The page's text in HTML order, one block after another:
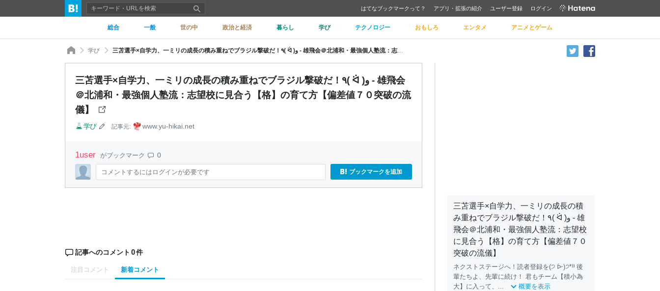
はてなブックマークって？ アプリ・拡張の紹介 ユーザー登録 ログイン
総合 一般 世の中 政治と経済 暮らし 学び テクノロジー おもしろ エンタメ アニメとゲーム
学び
三苫選手×自学力、一ミリの成長の積み重ねでブラジル撃破だ！٩( ᐛ )و - 雄飛会
＠北浦和・最強個人塾流：志望校に見合う【格】の育て方【偏差値７０突破の流
儀】
学び 記事元: www.yu-hikai.net
1user がブックマーク 0
コメントするにはログインが必要です ブックマークを追加
記事へのコメント 0件
注目コメント 新着コメント
三苫選手×自学力、一ミリの成長の積
み重ねでブラジル撃破だ！٩( ᐛ )و - 雄
飛会＠北浦和・最強個人塾流：志望校
に見合う【格】の育て方【偏差値７０
突破の流儀】
ネクストステージへ！読者登録を(੭ ᐕ)੭*⁾⁾ 後
輩たちよ、先輩に続け！ 君もチーム【積小為
大】に入って、...
概要を表示